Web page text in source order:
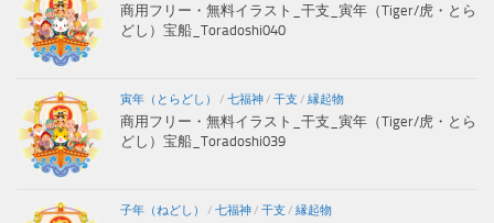
商用フリー・無料イラスト_干支_寅年（Tiger/虎・とら
どし）宝船_Toradoshi040
寅年（とらどし） / 七福神/ 干支 / 縁起物
商用フリー・無料イラスト_干支_寅年（Tiger/虎・とら
どし）宝船_Toradoshi039
子年（ねどし） / 七福神/ 干支 / 縁起物